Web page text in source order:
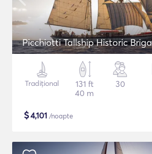
Picchiotti Tallship Historic
Tradițional
131 ft
40 m
30
$4,101 /noapte